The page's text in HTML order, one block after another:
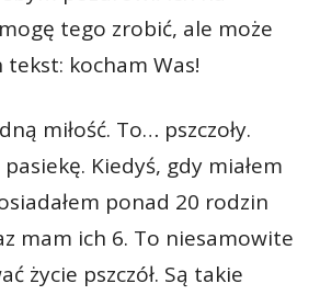
tego zrobić, ale może
kocham Was!
miłość. To… pszczoły.
Kiedyś, gdy miałem
ponad 20 rodzin
mam ich 6. To niesamowite
życie pszczół. Są takie